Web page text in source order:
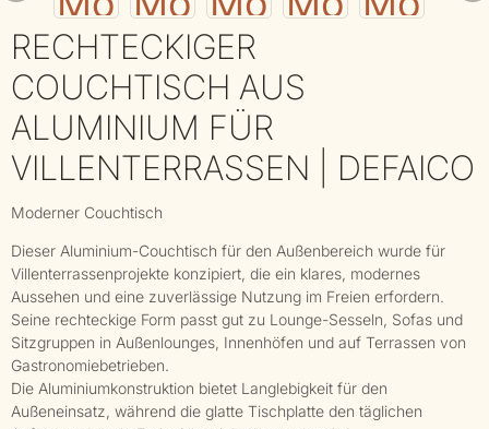
RECHTECKIGER
COUCHTISCH AUS
ALUMINIUM FÜR
VILLENTERRASSEN | DEFAICO
Moderner Couchtisch
Dieser Aluminium-Couchtisch für den Außenbereich wurde für
Villenterrassenprojekte konzipiert, die ein klares, modernes
Aussehen und eine zuverlässige Nutzung im Freien erfordern.
Seine rechteckige Form passt gut zu Lounge-Sesseln, Sofas und
Sitzgruppen in Außenlounges, Innenhöfen und auf Terrassen von
Gastronomiebetrieben.
Die Aluminiumkonstruktion bietet Langlebigkeit für den
Außeneinsatz, während die glatte Tischplatte den täglichen